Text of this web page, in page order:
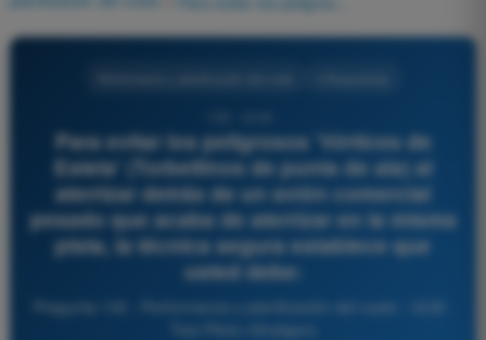
Para evitar los peligrosos 'Vórtices de
Estela' (Torbellinos de punta de ala) al
aterrizar detrás de un avión comercial
pesado que acaba de aterrizar en la misma
pista, la técnica segura establece que
usted debe:
Pregunta 130 - Performance y planificación del vuelo - ULM -